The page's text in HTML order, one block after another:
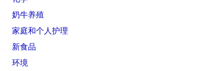
奶牛养殖
家庭和个人护理
新食品
环境